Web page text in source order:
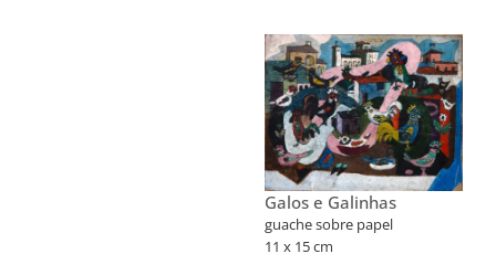
Galos e Galinhas
guache sobre papel
11 x 15 cm